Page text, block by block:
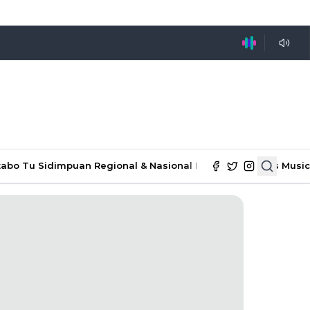
Tu Sidimpuan Regional & Nasional Ekonomi & Bisnis Music